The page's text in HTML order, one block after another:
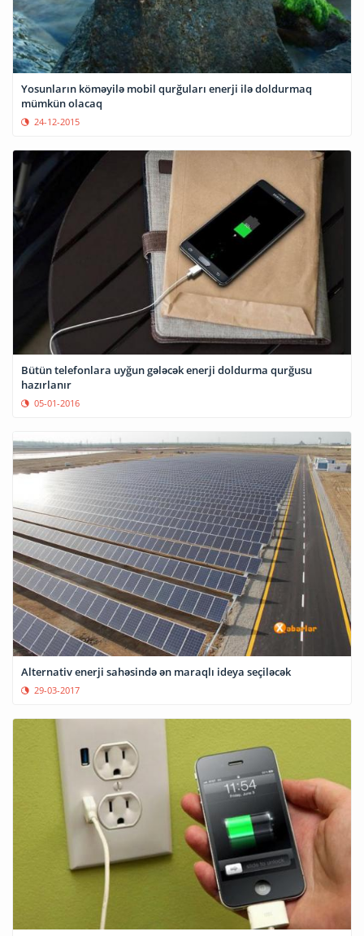
Yosunların köməyilə mobil qurğuları enerji ilə doldurmaq
mümkün olacaq
24-12-2015
Bütün telefonlara uyğun gələcək enerji doldurma qurğusu
hazırlanır
05-01-2016
Alternativ enerji sahəsində ən maraqlı ideya seçiləcək
29-03-2017